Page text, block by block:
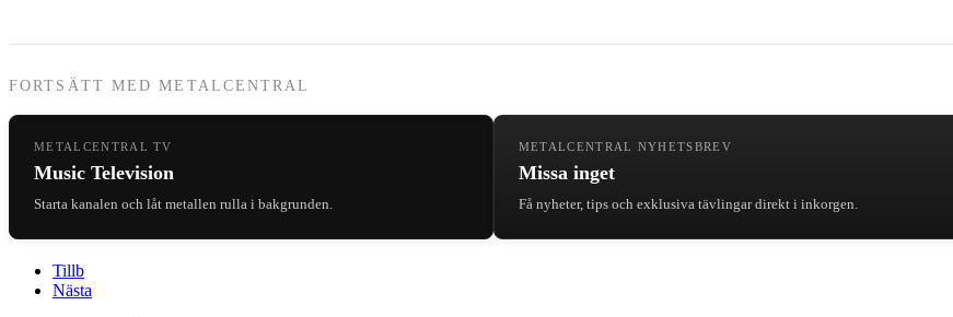
FORTSÄTT MED METALCENTRAL
METALCENTRAL TV
Music Television
Starta kanalen och låt metallen rulla i bakgrunden.
METALCENTRAL NYHETSBREV
Missa inget
Få nyheter, tips och exklusiva tävlingar direkt i inkorgen.
Tillb
Nästa